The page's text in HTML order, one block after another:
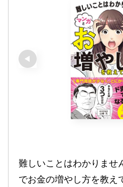
難しいことはわかりませ
でお金の増やし方を教え